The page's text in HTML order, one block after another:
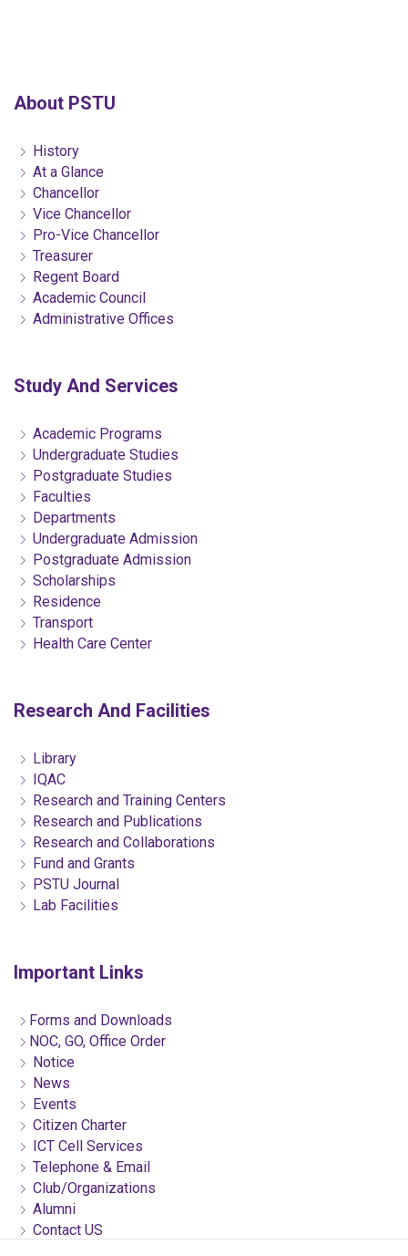
About PSTU
History
At a Glance
Chancellor
Vice Chancellor
Pro-Vice Chancellor
Treasurer
Regent Board
Academic Council
Administrative Offices
Study And Services
Academic Programs
Undergraduate Studies
Postgraduate Studies
Faculties
Departments
Undergraduate Admission
Postgraduate Admission
Scholarships
Residence
Transport
Health Care Center
Research And Facilities
Library
IQAC
Research and Training Centers
Research and Publications
Research and Collaborations
Fund and Grants
PSTU Journal
Lab Facilities
Important Links
Forms and Downloads
NOC, GO, Office Order
Notice
News
Events
Citizen Charter
ICT Cell Services
Telephone & Email
Club/Organizations
Alumni
Contact US